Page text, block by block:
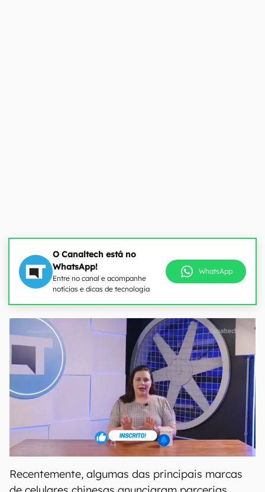
O Canaltech está no
WhatsApp!
Entre no canal e acompanhe
notícias e dicas de tecnologia
WhatsApp
Recentemente, algumas das principais marcas